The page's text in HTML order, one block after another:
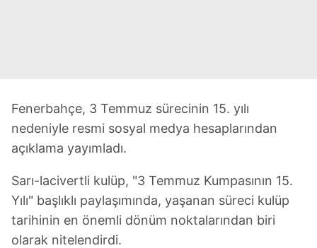
Fenerbahçe, 3 Temmuz sürecinin 15. yılı
nedeniyle resmi sosyal medya hesaplarından
açıklama yayımladı.
Sarı-lacivertli kulüp, "3 Temmuz Kumpasının 15.
Yılı" başlıklı paylaşımında, yaşanan süreci kulüp
tarihinin en önemli dönüm noktalarından biri
olarak nitelendirdi.